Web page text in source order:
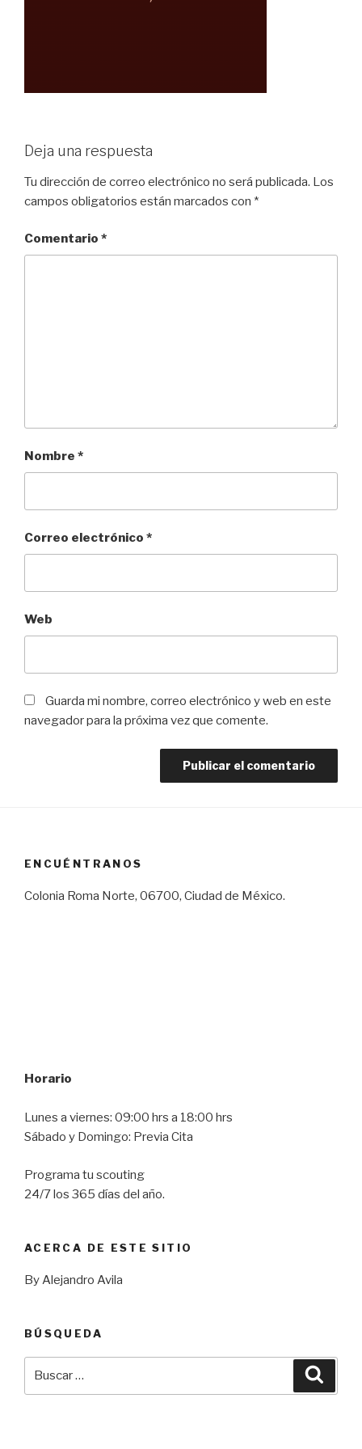
Deja una respuesta
Tu dirección de correo electrónico no será publicada. Los
campos obligatorios están marcados con *
Comentario *
Nombre *
Correo electrónico *
Web
Guarda mi nombre, correo electrónico y web en este
navegador para la próxima vez que comente.
ENCUÉNTRANOS
Colonia Roma Norte, 06700, Ciudad de México.
Horario
Lunes a viernes: 09:00 hrs a 18:00 hrs
Sábado y Domingo: Previa Cita
Programa tu scouting
24/7 los 365 días del año.
ACERCA DE ESTE SITIO
By Alejandro Avila
BÚSQUEDA